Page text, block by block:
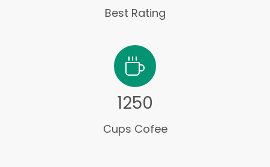
Best Rating
1250
Cups Cofee